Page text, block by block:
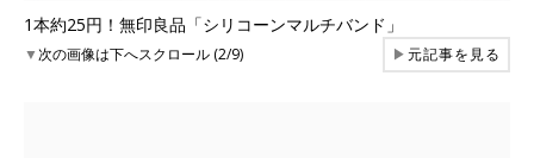
1本約25円！無印良品「シリコーンマルチバンド」
▼次の画像は下へスクロール (2/9) ▶元記事を見る